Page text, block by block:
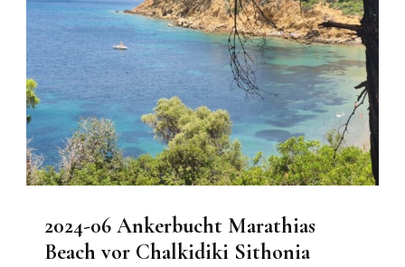
2024-06 Ankerbucht Marathias
Beach vor Chalkidiki Sithonia